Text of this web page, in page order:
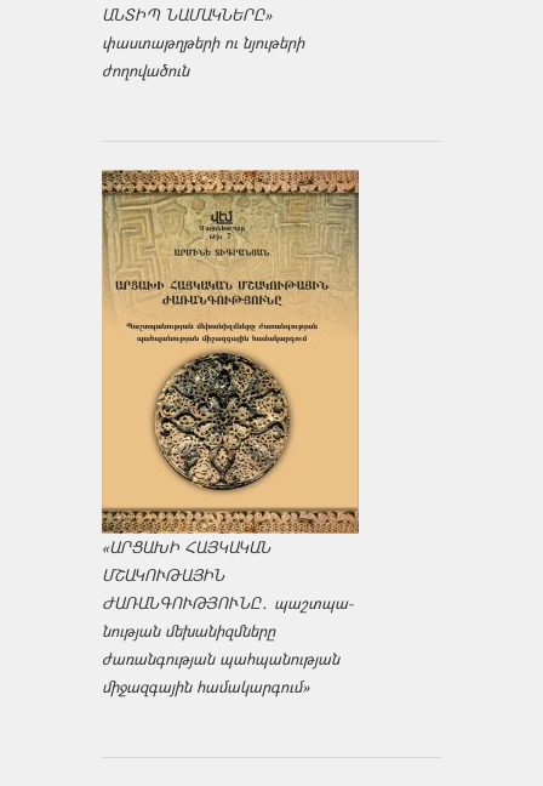
ԱՆՏԻՊ ՆԱՄԱԿՆԵՐԸ»
փաստաթղթերի ու նյութերի
ժողովածուն
«ԱՐՑԱԽԻ ՀԱՅԿԱԿԱՆ
ՄՇԱԿՈՒԹԱՅԻՆ
ԺԱՌԱՆԳՈՒԹՅՈՒՆԸ․ պաշտպա­
նության մեխանիզմները
ժառանգության պահպանության
միջազ­գային համակարգում»